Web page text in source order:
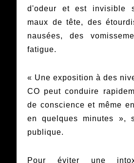
d'odeur et est invisible
maux de tête, des
nausées, des
fatigue.
« Une exposition à des
CO peut conduire
de conscience et même
en quelques minutes »,
publique.
Pour éviter une